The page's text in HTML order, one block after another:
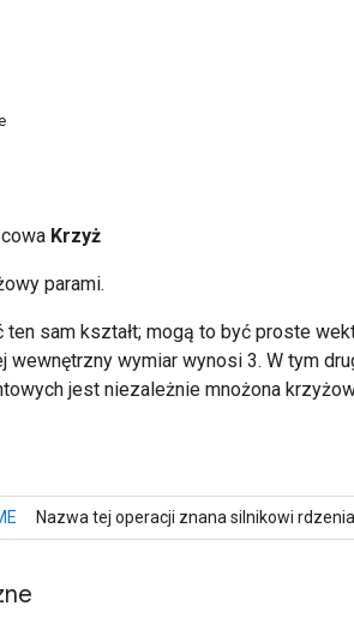
Krzyż
parami.
ten sam kształt; mogą to być proste
wewnętrzny wymiar wynosi 3. W tym
jest niezależnie mnożona
Nazwa tej operacji znana silnikowi